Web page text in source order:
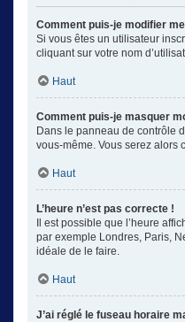
Comment puis-je modifier
Si vous êtes un utilisateur
cliquant sur votre nom
Haut
Comment puis-je masquer
Dans le panneau de contrôle
vous-même. Vous serez alors
Haut
L’heure n’est pas correcte !
Il est possible que l’heure
par exemple Londres, Paris,
idéale de le faire.
Haut
J’ai réglé le fuseau horaire